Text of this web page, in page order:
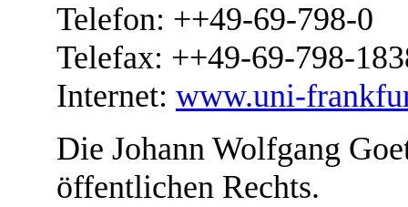
Telefon: ++49-69-798-0
Telefax: ++49-69-798-
Internet: www.uni-
Die Johann Wolfgang
öffentlichen Rechts.